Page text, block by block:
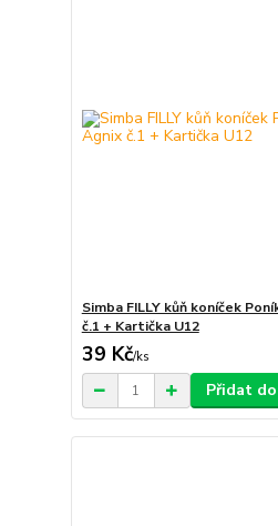
Simba FILLY kůň koníček
č.1 + Kartička U12
39 Kč/ks
Přidat